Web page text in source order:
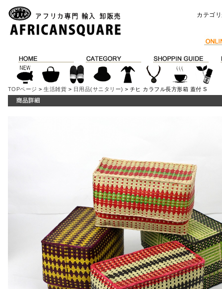
カテゴ
TOPページ >生活雑貨 > 日用品(サニタリー) > チヒ カラフル長方形箱 蓋付 S